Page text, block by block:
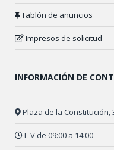
Tablón de anuncios
Impresos de solicitud
INFORMACIÓN DE
Plaza de la Constitución,
L-V de 09:00 a 14:00